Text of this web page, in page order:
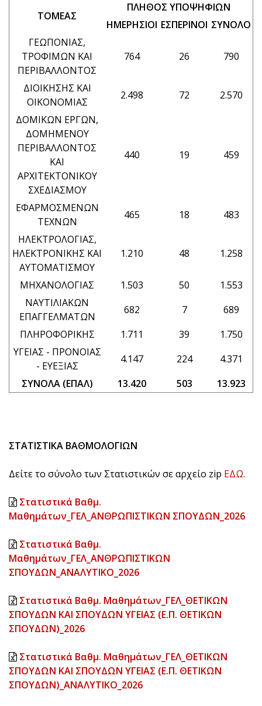
ΤΟΜΕΑΣ
ΠΛΗΘΟΣ ΥΠΟΨΗΦΙΩΝ
ΗΜΕΡΗΣΙΟΙ ΕΣΠΕΡΙΝΟΙ ΣΥΝΟΛΟ
ΓΕΩΠΟΝΙΑΣ,
ΤΡΟΦΙΜΩΝ ΚΑΙ
ΠΕΡΙΒΑΛΛΟΝΤΟΣ
764 26 790
ΔΙΟΙΚΗΣΗΣ ΚΑΙ
ΟΙΚΟΝΟΜΙΑΣ
2.498 72
2.570
ΔΟΜΙΚΩΝ ΕΡΓΩΝ,
ΔΟΜΗΜΕΝΟΥ
ΠΕΡΙΒΑΛΛΟΝΤΟΣ
ΚΑΙ
ΑΡΧΙΤΕΚΤΟΝΙΚΟΥ
ΣΧΕΔΙΑΣΜΟΥ
440 19 459
ΕΦΑΡΜΟΣΜΕΝΩΝ
ΤΕΧΝΩΝ
465 18
483
ΗΛΕΚΤΡΟΛΟΓΙΑΣ,
ΗΛΕΚΤΡΟΝΙΚΗΣ ΚΑΙ
ΑΥΤΟΜΑΤΙΣΜΟΥ
1.210 48 1.258
ΜΗΧΑΝΟΛΟΓΙΑΣ 1.503 50
1.553
ΝΑΥΤΙΛΙΑΚΩΝ
ΕΠΑΓΓΕΛΜΑΤΩΝ
682 7
689
ΠΛΗΡΟΦΟΡΙΚΗΣ
1.711 39
1.750
ΥΓΕΙΑΣ - ΠΡΟΝΟΙΑΣ
- ΕΥΕΞΙΑΣ
4.147 224
4.371
ΣΥΝΟΛΑ (ΕΠΑΛ)
13.420 503 13.923
ΣΤΑΤΙΣΤΙΚΑ ΒΑΘΜΟΛΟΓΙΩΝ
Δείτε το σύνολο των Στατιστικών σε αρχείο zip ΕΔΩ.
Στατιστικά Βαθμ.
Μαθημάτων_ΓΕΛ_ΑΝΘΡΩΠΙΣΤΙΚΩΝ ΣΠΟΥΔΩΝ_2026
Στατιστικά Βαθμ.
Μαθημάτων_ΓΕΛ_ΑΝΘΡΩΠΙΣΤΙΚΩΝ
ΣΠΟΥΔΩΝ_ΑΝΑΛΥΤΙΚΟ_2026
Στατιστικά Βαθμ. Μαθημάτων_ΓΕΛ_ΘΕΤΙΚΩΝ
ΣΠΟΥΔΩΝ ΚΑΙ ΣΠΟΥΔΩΝ ΥΓΕΙΑΣ (Ε.Π. ΘΕΤΙΚΩΝ
ΣΠΟΥΔΩΝ)_2026
Στατιστικά Βαθμ. Μαθημάτων_ΓΕΛ_ΘΕΤΙΚΩΝ
ΣΠΟΥΔΩΝ ΚΑΙ ΣΠΟΥΔΩΝ ΥΓΕΙΑΣ (Ε.Π. ΘΕΤΙΚΩΝ
ΣΠΟΥΔΩΝ)_ΑΝΑΛΥΤΙΚΟ_2026